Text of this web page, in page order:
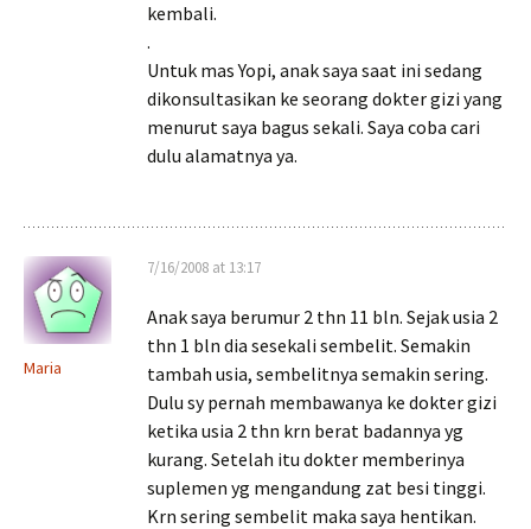
kembali.
.
Untuk mas Yopi, anak saya saat ini sedang
dikonsultasikan ke seorang dokter gizi yang
menurut saya bagus sekali. Saya coba cari
dulu alamatnya ya.
Maria
7/16/2008 at 13:17
Anak saya berumur 2 thn 11 bln. Sejak usia 2
thn 1 bln dia sesekali sembelit. Semakin
tambah usia, sembelitnya semakin sering.
Dulu sy pernah membawanya ke dokter gizi
ketika usia 2 thn krn berat badannya yg
kurang. Setelah itu dokter memberinya
suplemen yg mengandung zat besi tinggi.
Krn sering sembelit maka saya hentikan.